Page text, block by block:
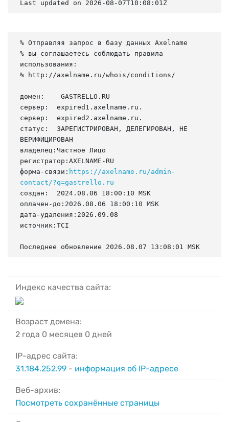
Last updated on 2026-08-07T10:08:01Z
% Отправляя запрос в базу данных Axelname
% вы соглашаетесь соблюдать правила
использования:
% http://axelname.ru/whois/conditions/
домен:    GASTRELLO.RU
сервер:  expired1.axelname.ru.
сервер:  expired2.axelname.ru.
статус:  ЗАРЕГИСТРИРОВАН, ДЕЛЕГИРОВАН, НЕ
ВЕРИФИЦИРОВАН
владелец:Частное Лицо
регистратор:AXELNAME-RU
форма-связи: https://axelname.ru/admin-
contact/?q=gastrello.ru
создан:  2024.08.06 18:00:10 MSK
оплачен-до:2026.08.06 18:00:10 MSK
дата-удаления:2026.09.08
источник:TCI
Последнее обновление 2026.08.07 13:08:01 MSK
Индекс качества сайта:
Возраст домена:
2 года 0 месяцев 0 дней
IP-адрес сайта:
31.184.252.99 - информация об IP-адресе
Веб-архив:
Посмотреть сохранённые страницы